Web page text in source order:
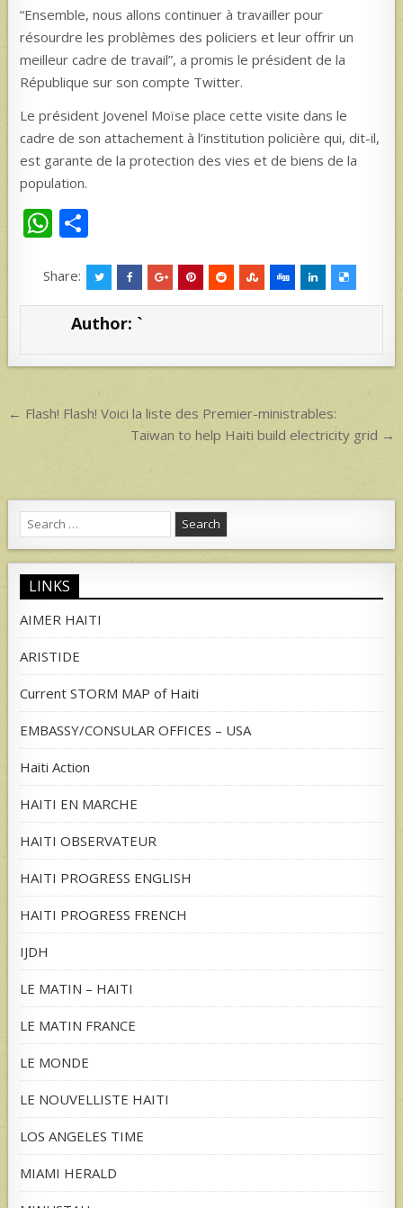
“Ensemble, nous allons continuer à travailler pour
résourdre les problèmes des policiers et leur offrir un
meilleur cadre de travail”, a promis le président de la
République sur son compte Twitter.
Le président Jovenel Moïse place cette visite dans le
cadre de son attachement à l’institution policière qui, dit-il,
est garante de la protection des vies et de biens de la
population.
W
h
at
s
p
ar
e
Share:
Author: `
Post
navigation
← Flash! Flash! Voici la liste des Premier-ministrables:
Taiwan to help Haiti build electricity grid →
Search
for:
LINKS
AIMER HAITI
ARISTIDE
Current STORM MAP of Haiti
EMBASSY/CONSULAR OFFICES – USA
Haiti Action
HAITI EN MARCHE
HAITI OBSERVATEUR
HAITI PROGRESS ENGLISH
HAITI PROGRESS FRENCH
IJDH
LE MATIN – HAITI
LE MATIN FRANCE
LE MONDE
LE NOUVELLISTE HAITI
LOS ANGELES TIME
MIAMI HERALD